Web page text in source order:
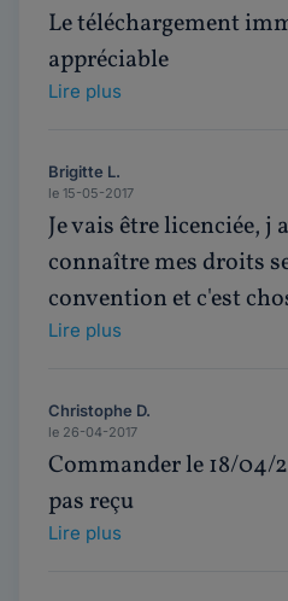
Le téléchargement
appréciable
Lire plus
Brigitte L.
le 15-05-2017
Je vais être licenciée, j
connaître mes droits
convention et c'est
Lire plus
Christophe D.
le 26-04-2017
Commander le 18/04/
pas reçu
Lire plus